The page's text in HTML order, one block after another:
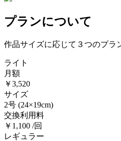
プランについて
作品サイズに応じて３つのプラ
ライト
月額
￥3,520
サイズ
2号 (24×19cm)
交換利用料
￥1,100 /回
レギュラー